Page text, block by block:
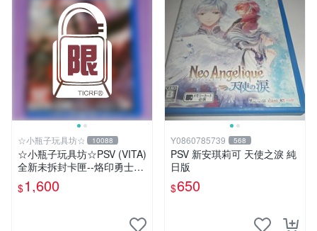
☆小瓶子玩具坊☆ 10088
☆小瓶子玩具坊☆PSV (VITA)
全新未拆封卡匣--烙印勇士無
雙 中文版
$1,600
Y0860785739 568
PSV 新安琪莉可 天使之淚 純
日版
$650